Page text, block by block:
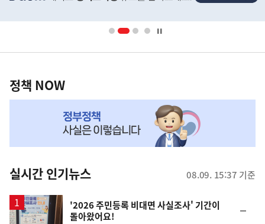
영
책
NOW,
뉴
스
정책 NOW
실시간 인기뉴스 08.09. 15:37 기준
'2026 주민등록 비대면 사실조사' 기간이
돌아왔어요!